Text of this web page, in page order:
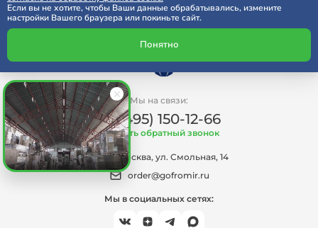
Мы на связи:
+7 (495) 150-12-66
Заказать обратный звонок
г. Москва, ул. Смольная, 14
order@gofromir.ru
Мы в социальных сетях:
Если вы не хотите, чтобы Ваши данные обрабатывались, измените
настройки Вашего браузера или покиньте сайт.
Понятно